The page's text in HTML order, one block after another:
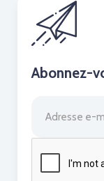
Abonnez-